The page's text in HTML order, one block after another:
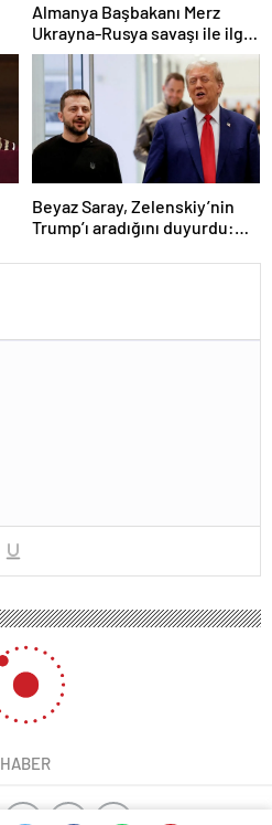
Almanya Başbakanı Merz
Ukrayna-Rusya savaşı ile ilgili
konuştu: “Top Moskova’nın
sahasında”
Beyaz Saray, Zelenskiy’nin
Trump’ı aradığını duyurdu:
oldu”
HABER